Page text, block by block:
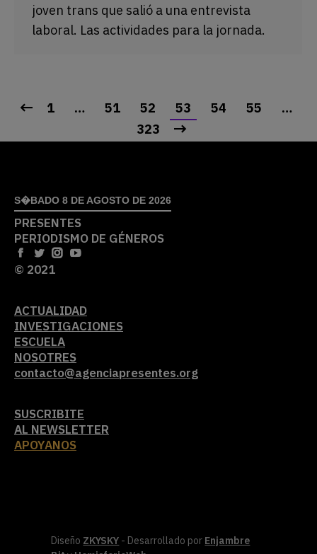
joven trans que salió a una entrevista
laboral. Las actividades para la jornada.
1 … 51 52 53 54 55
…
323
S�BADO 8 DE AGOSTO DE 2026
PRESENTES
PERIODISMO DE GÉNEROS
© 2021
ACTUALIDAD
INVESTIGACIONES
ESCUELA
NOSOTRES
contacto@agenciapresentes.org
SUSCRIBITE
AL NEWSLETTER
APOYANOS
Diseño ZKYSKY - Desarrollado por Enjambre